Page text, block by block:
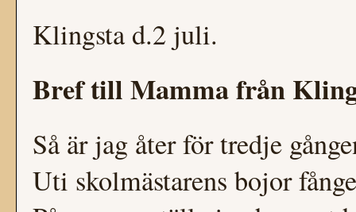
Klingsta d.2 juli.
Bref till Mamma från
Så är jag åter för tredje
Uti skolmästarens bojor